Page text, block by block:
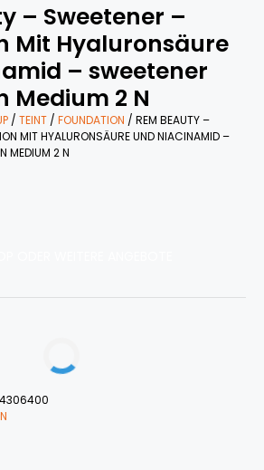
– Sweetener –
Mit Hyaluronsäure
– sweetener
Medium 2 N
/ TEINT / FOUNDATION / REM BEAUTY –
MIT HYALURONSÄURE UND NIACINAMID –
MEDIUM 2 N